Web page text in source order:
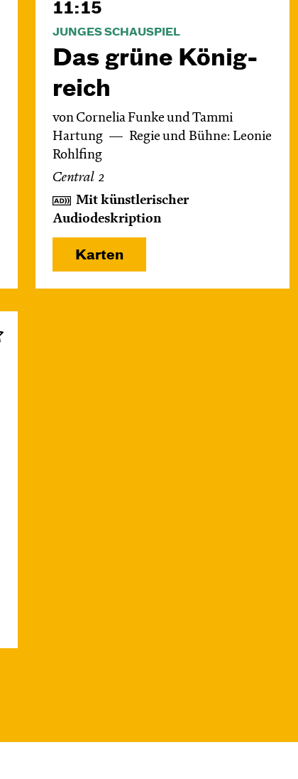
11:15
JUNGES SCHAUSPIEL
Das grüne König­
reich
von Cornelia Funke und Tammi
Hartung
Regie und Bühne: Leonie
Rohlfing
Central 2
Mit künstlerischer
Audiodeskription
Karten